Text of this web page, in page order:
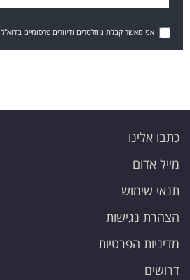
אני מאשר קבלת ניוזלטרים ודיוורים פרסומיים בדוא"ל
כתבו אלינו
מייל אדום
תנאי שימוש
הצהרת נגישות
מדיניות הפרטיות
דרושים